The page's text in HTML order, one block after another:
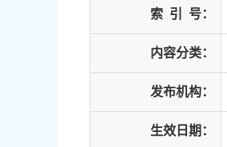
索 引 号：
内容分类：
发布机构：
生效日期：